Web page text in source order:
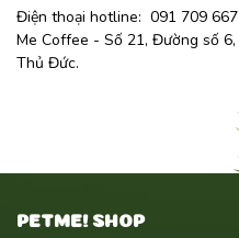
Điện thoại hotline: 091 709
Me Coffee - Số 21, Đường số
Thủ Đức.
PETME! SHOP